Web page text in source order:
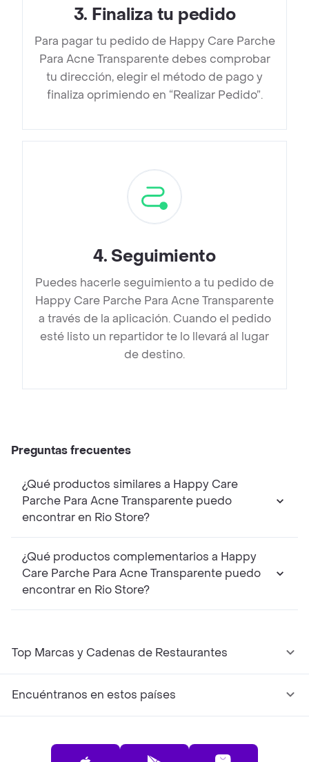
3. Finaliza tu pedido
Para pagar tu pedido de Happy Care Parche
Para Acne Transparente debes comprobar
tu dirección, elegir el método de pago y
finaliza oprimiendo en “Realizar Pedido”.
4. Seguimiento
Puedes hacerle seguimiento a tu pedido de
Happy Care Parche Para Acne Transparente
a través de la aplicación. Cuando el pedido
esté listo un repartidor te lo llevará al lugar
de destino.
Preguntas frecuentes
¿Qué productos similares a Happy Care
Parche Para Acne Transparente puedo
encontrar en Rio Store?
¿Qué productos complementarios a Happy
Care Parche Para Acne Transparente puedo
encontrar en Rio Store?
Top Marcas y Cadenas de Restaurantes
Encuéntranos en estos países